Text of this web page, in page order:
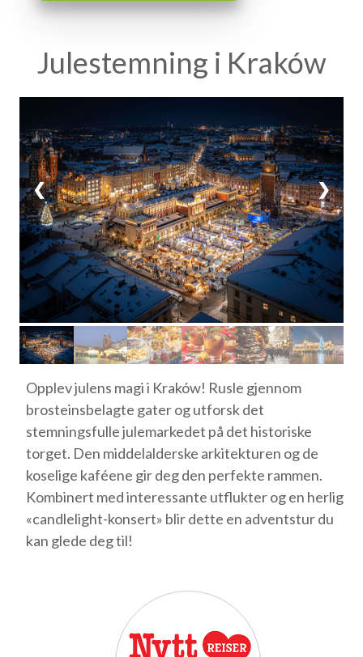
Julestemning i Kraków
❮ ❯
Opplev julens magi i Kraków! Rusle gjennom
brosteinsbelagte gater og utforsk det
stemningsfulle julemarkedet på det historiske
torget. Den middelalderske arkitekturen og de
koselige kaféene gir deg den perfekte rammen.
Kombinert med interessante utflukter og en herlig
«candlelight-konsert» blir dette en adventstur du
kan glede deg til!